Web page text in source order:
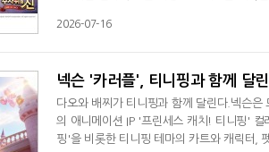
도 더했다.업데이트를 기념한 이벤트도 진
2026-07-16
넥슨 '카러플', 티니핑과 함께 달
다오와 배찌가 티니핑과 함께 달린다.넥슨
의 애니메이션 IP '프린세스 캐치! 티니핑'
핑'을 비롯한 티니핑 테마의 카트와 캐릭터,